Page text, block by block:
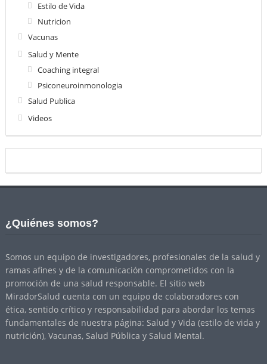
Estilo de Vida
Nutricion
Vacunas
Salud y Mente
Coaching integral
Psiconeuroinmonologia
Salud Publica
Videos
¿Quiénes somos?
Somos un equipo de investigadores, profesionales de la salud y
ramas afines y de la comunicación comprometidos con la
promoción de una salud responsable. El sitio web
MiradorSalud cuenta con un equipo de colaboradores con
ética, sentido crítico y responsabilidad para abordar los temas
fundamentales de nuestra página: Salud y Vida (estilo de vida y
nutrición), Vacunas, Salud Pública y Salud Mental.